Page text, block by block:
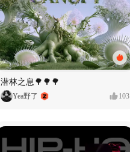
潜林之息🌳🌳🌳
Yea野了 103